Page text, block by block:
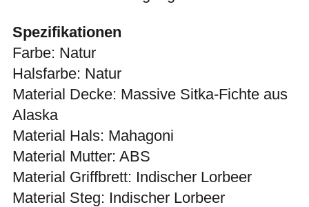
Spezifikationen
Farbe: Natur
Halsfarbe: Natur
Material Decke: Massive Sitka-Fichte aus
Alaska
Material Hals: Mahagoni
Material Mutter: ABS
Material Griffbrett: Indischer Lorbeer
Material Steg: Indischer Lorbeer